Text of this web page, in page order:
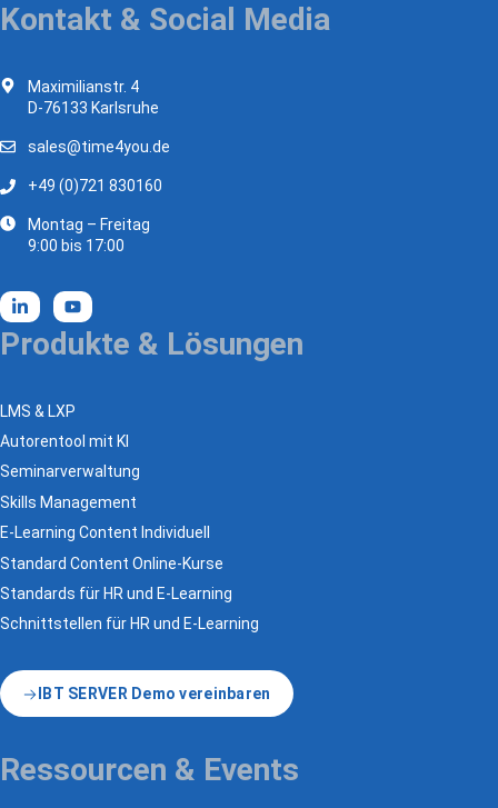
Kontakt & Social Media
Maximilianstr. 4
D-76133 Karlsruhe
sales@time4you.de
+49 (0)721 830160
Montag – Freitag
9:00 bis 17:00
Produkte & Lösungen
LMS & LXP
Autorentool mit KI
Seminarverwaltung
Skills Management
E-Learning Content Individuell
Standard Content Online-Kurse
Standards für HR und E-Learning
Schnittstellen für HR und E-Learning
IBT SERVER Demo vereinbaren
Ressourcen & Events